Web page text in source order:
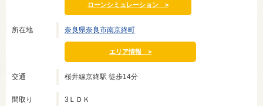
ローンシミュレーション >
所在地 奈良県奈良市南京終町
エリア情報 >
交通 桜井線京終駅 徒歩14分
間取り 3ＬＤＫ